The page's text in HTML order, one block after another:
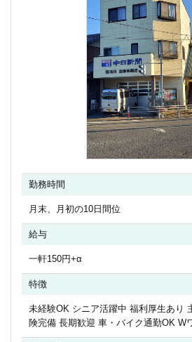
勤務時間
月末、月初の10日間位
給与
一軒150円+α
特徴
未経験OK シニア活躍中 福利厚生あり
険完備 長期歓迎 車・バイク通勤OK W